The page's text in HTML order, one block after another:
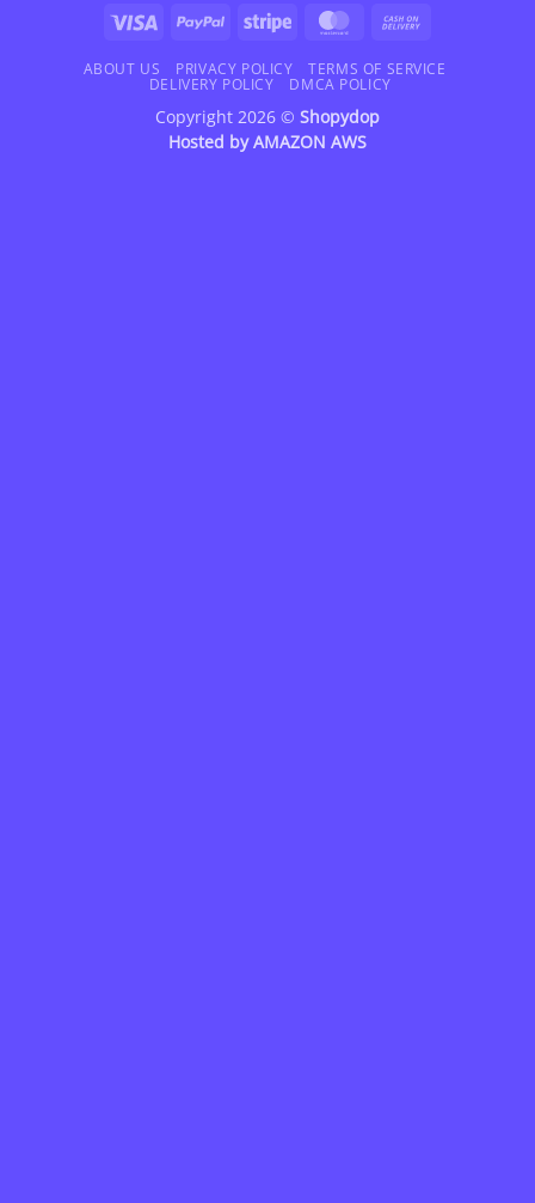
Visa PayPal Stripe MasterCard
Delivery
ABOUT US PRIVACY POLICY
TERMS OF SERVICE
DELIVERY POLICY
DMCA POLICY
Copyright 2026 © Shopydop
Hosted byAMAZON AWS